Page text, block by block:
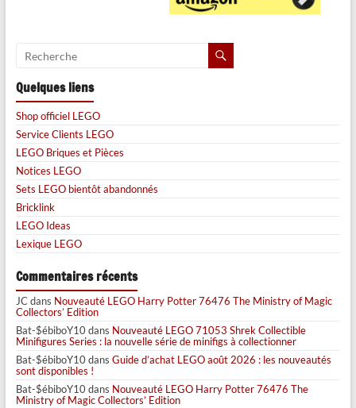
Quelques liens
Shop officiel LEGO
Service Clients LEGO
LEGO Briques et Pièces
Notices LEGO
Sets LEGO bientôt abandonnés
Bricklink
LEGO Ideas
Lexique LEGO
Commentaires récents
JCdans Nouveauté LEGO Harry Potter 76476 The Ministry of Magic
Collectors’ Edition
Bat-$ébiboY10dans Nouveauté LEGO 71053 Shrek Collectible
Minifigures Series : la nouvelle série de minifigs à collectionner
Bat-$ébiboY10dans Guide d’achat LEGO août 2026 : les nouveautés
sont disponibles !
Bat-$ébiboY10dans Nouveauté LEGO Harry Potter 76476 The
Ministry of Magic Collectors’ Edition